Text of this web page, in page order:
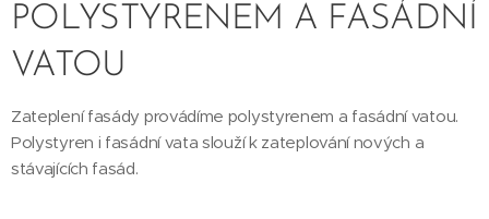
POLYSTYRENEM A FASÁDNÍ
VATOU
Zateplení fasády provádíme polystyrenem a fasádní vatou.
Polystyren i fasádní vata slouží k zateplování nových a
stávajících fasád.